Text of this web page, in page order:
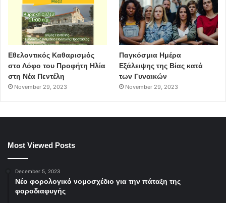
Εθελοντικός Καθαρισμός
στο Λόφο του Προφήτη Ηλία
στη Νέα Πεντέλη
November 29, 2023
Παγκόσμια Ημέρα
Εξάλειψης της Βίας κατά
των Γυναικών
November 29, 2023
Most Viewed Posts
December 5, 2023
Νέο φορολογικό νομοσχέδιο για την πάταξη της
φοροδιαφυγής